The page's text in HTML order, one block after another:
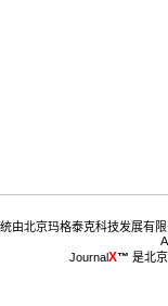
™ 是北